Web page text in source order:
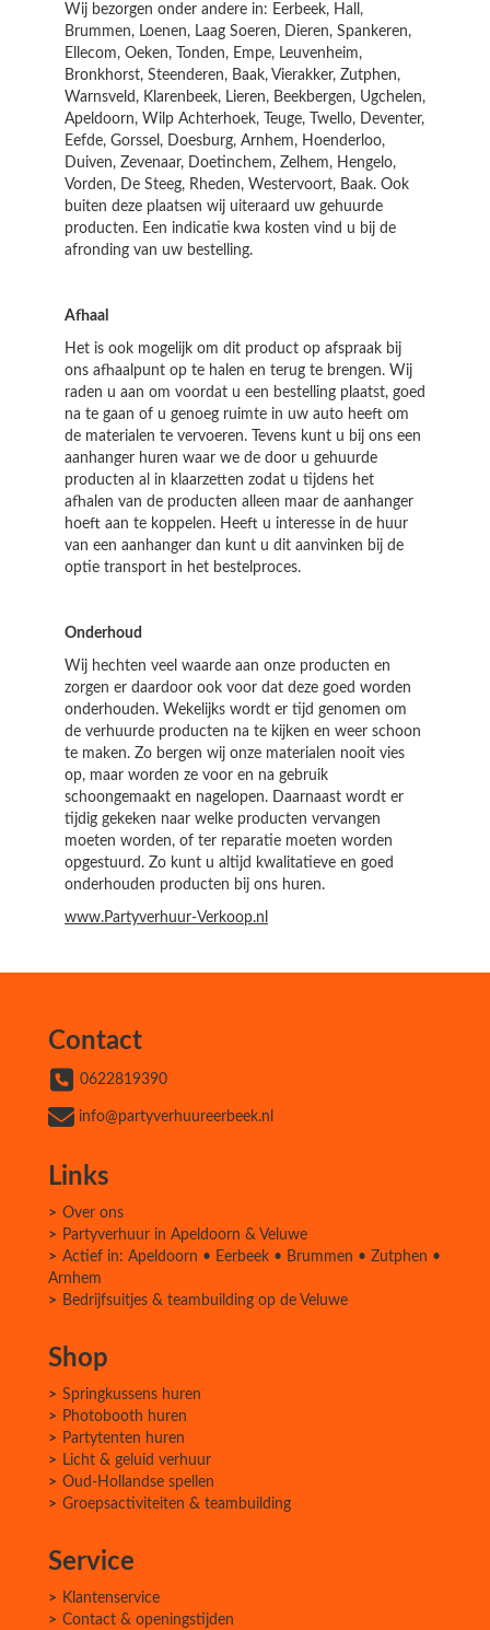
Wij bezorgen onder andere in: Eerbeek, Hall,
Brummen, Loenen, Laag Soeren, Dieren, Spankeren,
Ellecom, Oeken, Tonden, Empe, Leuvenheim,
Bronkhorst, Steenderen, Baak, Vierakker, Zutphen,
Warnsveld, Klarenbeek, Lieren, Beekbergen, Ugchelen,
Apeldoorn, Wilp Achterhoek, Teuge, Twello, Deventer,
Eefde, Gorssel, Doesburg, Arnhem, Hoenderloo,
Duiven, Zevenaar, Doetinchem, Zelhem, Hengelo,
Vorden, De Steeg, Rheden, Westervoort, Baak. Ook
buiten deze plaatsen wij uiteraard uw gehuurde
producten. Een indicatie kwa kosten vind u bij de
afronding van uw bestelling.
Afhaal
Het is ook mogelijk om dit product op afspraak bij
ons afhaalpunt op te halen en terug te brengen. Wij
raden u aan om voordat u een bestelling plaatst, goed
na te gaan of u genoeg ruimte in uw auto heeft om
de materialen te vervoeren. Tevens kunt u bij ons een
aanhanger huren waar we de door u gehuurde
producten al in klaarzetten zodat u tijdens het
afhalen van de producten alleen maar de aanhanger
hoeft aan te koppelen. Heeft u interesse in de huur
van een aanhanger dan kunt u dit aanvinken bij de
optie transport in het bestelproces.
Onderhoud
Wij hechten veel waarde aan onze producten en
zorgen er daardoor ook voor dat deze goed worden
onderhouden. Wekelijks wordt er tijd genomen om
de verhuurde producten na te kijken en weer schoon
te maken. Zo bergen wij onze materialen nooit vies
op, maar worden ze voor en na gebruik
schoongemaakt en nagelopen. Daarnaast wordt er
tijdig gekeken naar welke producten vervangen
moeten worden, of ter reparatie moeten worden
opgestuurd. Zo kunt u altijd kwalitatieve en goed
onderhouden producten bij ons huren.
www.Partyverhuur-Verkoop.nl
Contact
0622819390
info@partyverhuureerbeek.nl
Links
Over ons
Partyverhuur in Apeldoorn & Veluwe
Actief in: Apeldoorn • Eerbeek • Brummen • Zutphen •
Arnhem
Bedrijfsuitjes & teambuilding op de Veluwe
Shop
Springkussens huren
Photobooth huren
Partytenten huren
Licht & geluid verhuur
Oud-Hollandse spellen
Groepsactiviteiten & teambuilding
Service
Klantenservice
Contact & openingstijden